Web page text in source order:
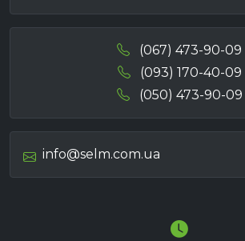
(067) 473-90-09
(093) 170-40-09
(050) 473-90-09
info@selm.com.ua